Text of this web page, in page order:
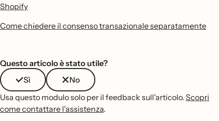
Shopify
Come chiedere il consenso transazionale separatamente
Questo articolo è stato utile?
Sì
No
Usa questo modulo solo per il feedback sull'articolo. Scopri
come contattare l'assistenza.